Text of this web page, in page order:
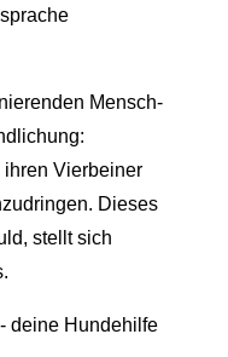
Mensch-
Vierbeiner
Dieses
stellt sich